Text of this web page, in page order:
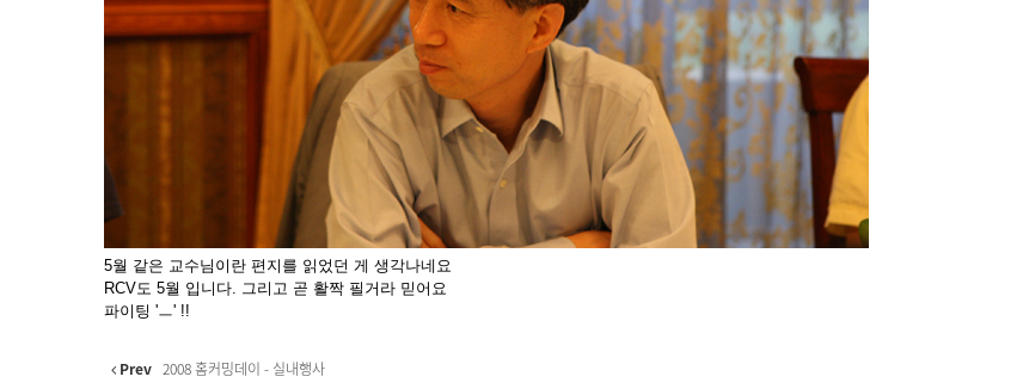
5월 같은 교수님이란 편지를 읽었던 게 생각나네요
RCV도 5월 입니다. 그리고 곧 활짝 필거라 믿어요
파이팅 'ㅡ' !!
Prev 2008 홈커밍데이 - 실내행사